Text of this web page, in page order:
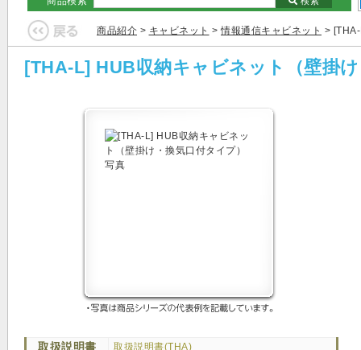
商品紹介 > キャビネット >情報通信キャビネット >
[THA-L] HUB収納キャビネット（壁掛
取扱説明書 取扱説明書(THA)